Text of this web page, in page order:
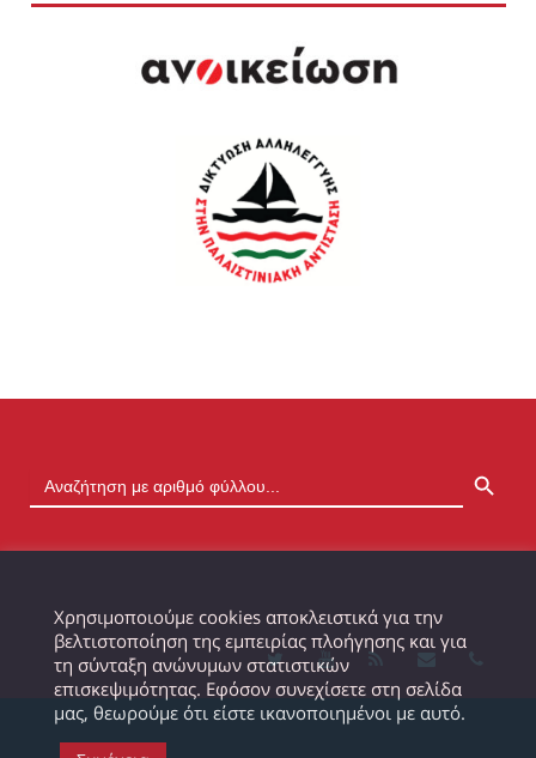
Χρησιμοποιούμε cookies αποκλειστικά για την
βελτιστοποίηση της εμπειρίας πλοήγησης και για
τη σύνταξη ανώνυμων στατιστικών
επισκεψιμότητας. Εφόσον συνεχίσετε στη σελίδα
μας, θεωρούμε ότι είστε ικανοποιημένοι με αυτό.